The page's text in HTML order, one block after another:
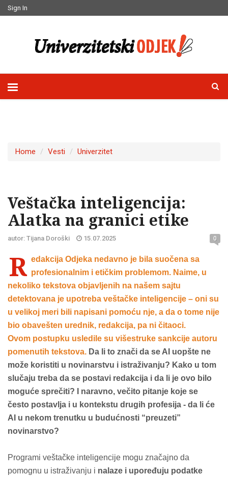
Sign In
Home Vesti Univerzitet
Veštačka inteligencija:
Alatka na granici etike
autor: Tijana Doroški 15.07.2025 0
R edakcija Odjeka nedavno je bila suočena sa
profesionalnim i etičkim problemom. Naime, u
nekoliko tekstova objavljenih na našem sajtu
detektovana je upotreba veštačke inteligencije – oni su
u velikoj meri bili napisani pomoću nje, a da o tome nije
bio obavešten urednik, redakcija, pa ni čitaoci.
Ovom postupku usledile su višestruke sankcije autoru
pomenutih tekstova. Da li to znači da se AI uopšte ne
može koristiti u novinarstvu i istraživanju? Kako u tom
slučaju treba da se postavi redakcija i da li je ovo bilo
moguće sprečiti? I naravno, večito pitanje koje se
često postavlja i u kontekstu drugih profesija - da li će
AI u nekom trenutku u budućnosti “preuzeti”
novinarstvo?
Programi veštačke inteligencije mogu značajno da
pomognu u istraživanju i nalaze i upoređuju podatke